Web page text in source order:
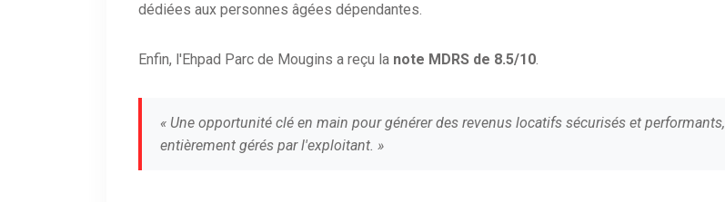
dédiées aux personnes âgées dépendantes.
Enfin, l'Ehpad Parc de Mougins a reçu la note MDRS de 8.5/10.
« Une opportunité clé en main pour générer des revenus locatifs sécurisés et performants,
entièrement gérés par l'exploitant. »